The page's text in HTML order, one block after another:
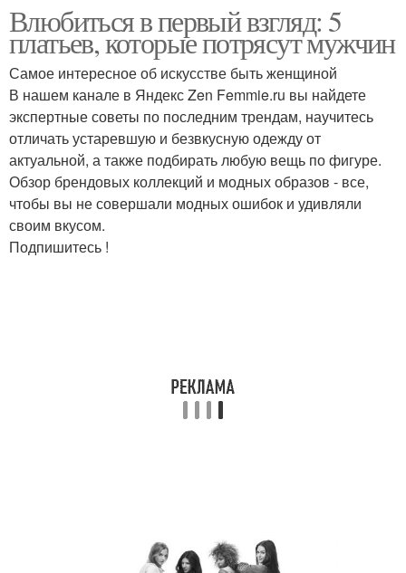
Платье в горошек Платье с разрезом
Платье по фигуре
Платье с длинной
рубашкой
Свободное платье
Влюбиться в первый взгляд: 5
платьев, которые потрясут мужчин
Самое интересное об искусстве быть женщиной
В нашем канале в Яндекс Zen Femmie.ru вы найдете
экспертные советы по последним трендам, научитесь
отличать устаревшую и безвкусную одежду от
актуальной, а также подбирать любую вещь по фигуре.
Обзор брендовых коллекций и модных образов - все,
чтобы вы не совершали модных ошибок и удивляли
своим вкусом.
Подпишитесь !